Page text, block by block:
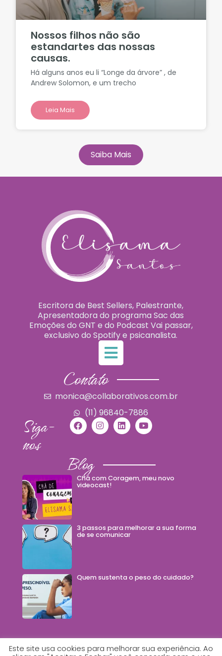
Nossos filhos não são
estandartes das nossas
causas.
Há alguns anos eu li “Longe da árvore” , de
Andrew Solomon, e um trecho
Leia Mais
Saiba Mais
Escritora de Best Sellers, Palestrante,
Apresentadora do programa Sac das
Emoções do GNT e do Podcast Vai passar,
exclusivo do Spotify e psicanalista.
Contato
monica@collaborativos.com.br
(11) 96840-7886
Siga-
nos
Blog
Chá com Coragem, meu novo
videocast!
3 passos para melhorar a sua forma
de se comunicar
Quem sustenta o peso do cuidado?
Este site usa cookies para melhorar sua experiência. Ao